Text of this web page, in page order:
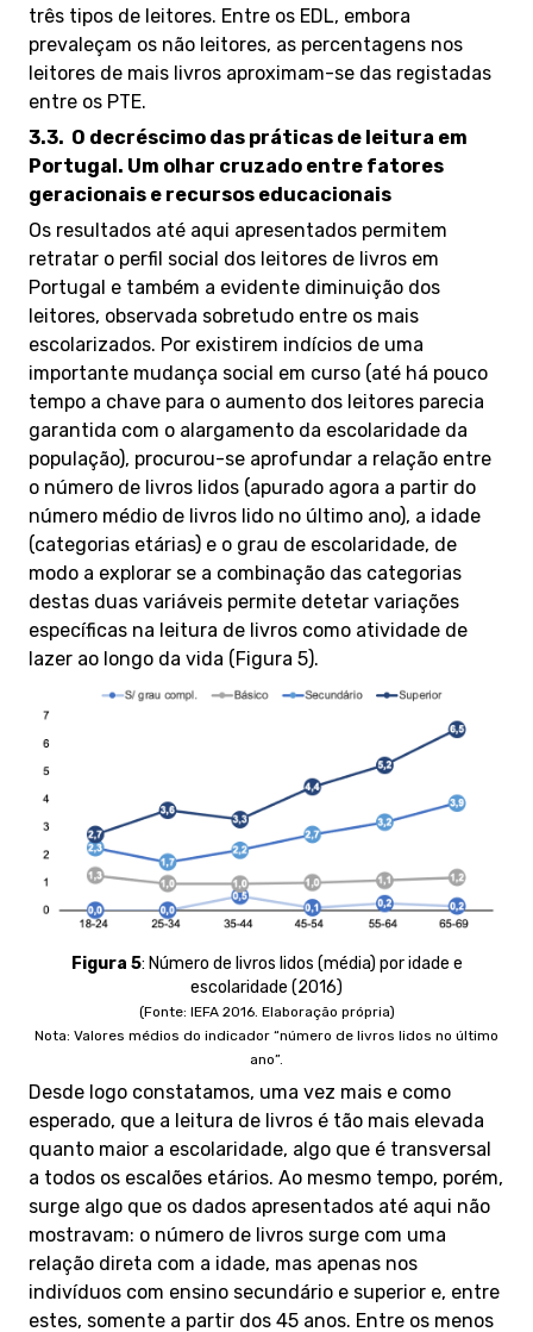
três tipos de leitores. Entre os EDL, embora
prevaleçam os não leitores, as percentagens nos
leitores de mais livros aproximam-se das registadas
entre os PTE.
3.3. O decréscimo das práticas de leitura em
Portugal. Um olhar cruzado entre fatores
geracionais e recursos educacionais
Os resultados até aqui apresentados permitem
retratar o perfil social dos leitores de livros em
Portugal e também a evidente diminuição dos
leitores, observada sobretudo entre os mais
escolarizados. Por existirem indícios de uma
importante mudança social em curso (até há pouco
tempo a chave para o aumento dos leitores parecia
garantida com o alargamento da escolaridade da
população), procurou-se aprofundar a relação entre
o número de livros lidos (apurado agora a partir do
número médio de livros lido no último ano), a idade
(categorias etárias) e o grau de escolaridade, de
modo a explorar se a combinação das categorias
destas duas variáveis permite detetar variações
específicas na leitura de livros como atividade de
lazer ao longo da vida (Figura 5).
Figura 5: Número de livros lidos (média) por idade e
escolaridade (2016)
(Fonte: IEFA 2016. Elaboração própria)
Nota: Valores médios do indicador “número de livros lidos no último
ano”.
Desde logo constatamos, uma vez mais e como
esperado, que a leitura de livros é tão mais elevada
quanto maior a escolaridade, algo que é transversal
a todos os escalões etários. Ao mesmo tempo, porém,
surge algo que os dados apresentados até aqui não
mostravam: o número de livros surge com uma
relação direta com a idade, mas apenas nos
indivíduos com ensino secundário e superior e, entre
estes, somente a partir dos 45 anos. Entre os menos